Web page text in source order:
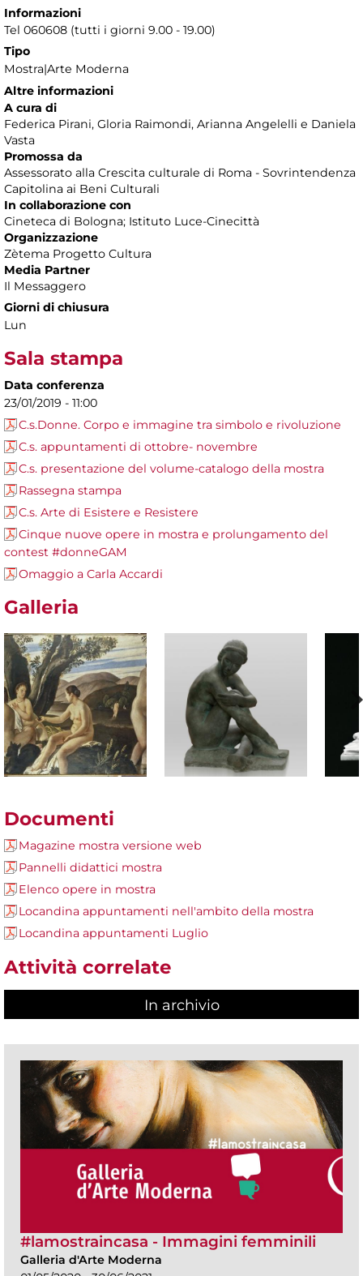
Informazioni
Tel 060608 (tutti i giorni 9.00 - 19.00)
Tipo
Mostra|Arte Moderna
Altre informazioni
A cura di
Federica Pirani, Gloria Raimondi, Arianna Angelelli e Daniela
Vasta
Promossa da
Assessorato alla Crescita culturale di Roma - Sovrintendenza
Capitolina ai Beni Culturali
In collaborazione con
Cineteca di Bologna; Istituto Luce-Cinecittà
Organizzazione
Zètema Progetto Cultura
Media Partner
Il Messaggero
Giorni di chiusura
Lun
Sala stampa
Data conferenza
23/01/2019 - 11:00
C.s.Donne. Corpo e immagine tra simbolo e rivoluzione
C.s. appuntamenti di ottobre- novembre
C.s. presentazione del volume-catalogo della mostra
Rassegna stampa
C.s. Arte di Esistere e Resistere
Cinque nuove opere in mostra e prolungamento del
contest #donneGAM
Omaggio a Carla Accardi
Galleria
Documenti
Magazine mostra versione web
Pannelli didattici mostra
Elenco opere in mostra
Locandina appuntamenti nell'ambito della mostra
Locandina appuntamenti Luglio
Attività correlate
In archivio
#lamostraincasa - Immagini femminili
Galleria d'Arte Moderna